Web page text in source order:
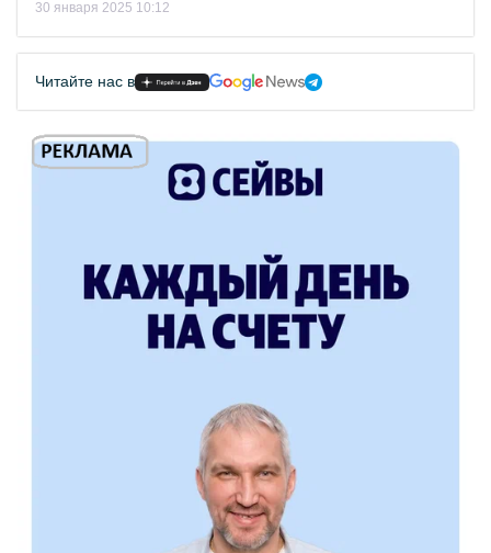
30 января 2025 10:12
Читайте нас в